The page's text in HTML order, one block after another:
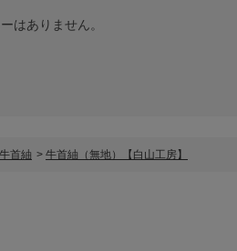
はありません。
牛首紬 > 牛首紬（無地）【白山工房】